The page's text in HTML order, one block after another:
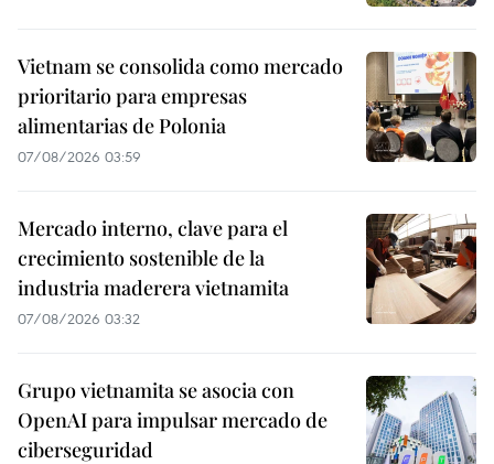
Vietnam se consolida como mercado
prioritario para empresas
alimentarias de Polonia
07/08/2026 03:59
Mercado interno, clave para el
crecimiento sostenible de la
industria maderera vietnamita
07/08/2026 03:32
Grupo vietnamita se asocia con
OpenAI para impulsar mercado de
ciberseguridad